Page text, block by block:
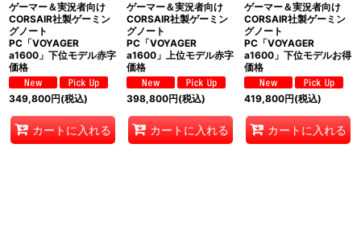
ゲーマー＆実況者向け
CORSAIR社製ゲーミン
グノート
PC「VOYAGER
a1600」下位モデル赤字
価格
349,800円(税込)
カートに入れる
ゲーマー＆実況者向け
CORSAIR社製ゲーミン
グノート
PC「VOYAGER
a1600」上位モデル赤字
価格
398,800円(税込)
カートに入れる
ゲーマー＆実況者向け
CORSAIR社製ゲーミン
グノート
PC「VOYAGER
a1600」下位モデルお得
価格
419,800円(税込)
カートに入れる